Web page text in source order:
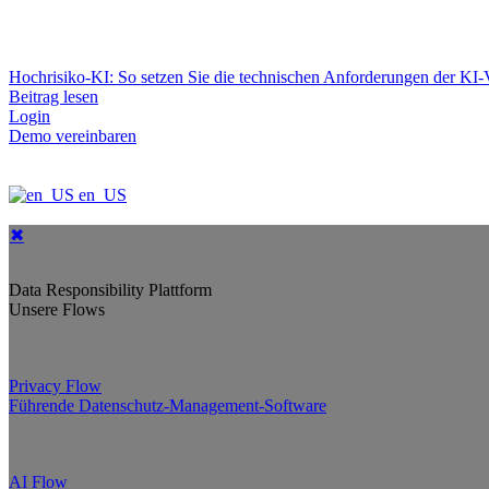
Hochrisiko-KI: So setzen Sie die technischen Anforderungen der
Beitrag lesen
Login
Demo vereinbaren
en_US
✖
Data Responsibility Plattform
Unsere Flows
Privacy Flow
Führende Datenschutz-Management-Software
AI Flow